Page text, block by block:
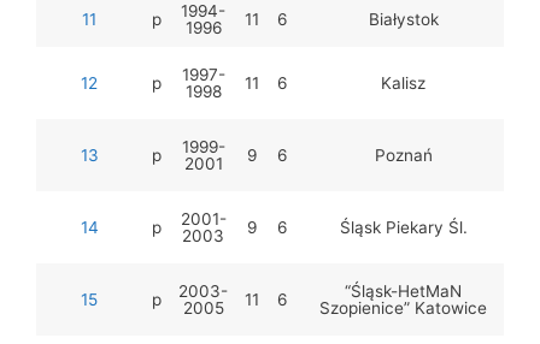
11 p
1994-
1996
11 6 Białystok
12 p
1997-
1998
11 6 Kalisz
13 p
1999-
2001
9 6 Poznań
14 p
2001-
2003
9 6 Śląsk Piekary Śl.
15 p
2003-
2005
11 6
“Śląsk-HetMaN
Szopienice” Katowice